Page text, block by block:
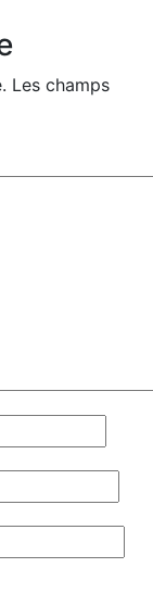
Les champs